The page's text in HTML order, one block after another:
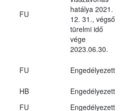
FU
hatálya 2021.
12. 31., végső
türelmi idő
vége
2023.06.30.
FU Engedélyezett
HB
Engedélyezett
FU Engedélyezett